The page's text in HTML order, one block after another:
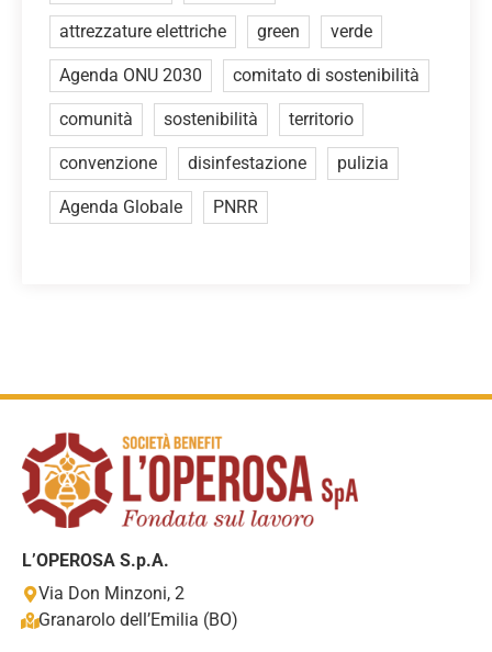
attrezzature elettriche green verde
Agenda ONU 2030 comitato di sostenibilità
comunità sostenibilità territorio
convenzione disinfestazione pulizia
Agenda Globale PNRR
L’OPEROSA S.p.A.
Via Don Minzoni, 2
Granarolo dell’Emilia (BO)